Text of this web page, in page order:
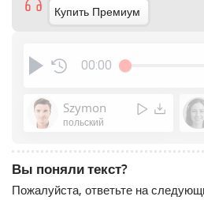
Купить Премиум
00:00
Szymon
польский
Вы поняли текст?
Пожалуйста, ответьте на